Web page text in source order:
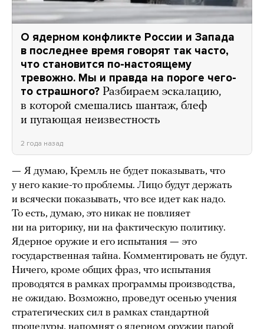
О ядерном конфликте России и Запада
в последнее время говорят так часто,
что становится по-настоящему
тревожно. Мы и правда на пороге чего-
то страшного? Разбираем эскалацию,
в которой смешались шантаж, блеф
и пугающая неизвестность
2 года назад
— Я думаю, Кремль не будет показывать, что
у него какие-то проблемы. Лицо будут держать
и всячески показывать, что все идет как надо.
То есть, думаю, это никак не повлияет
ни на риторику, ни на фактическую политику.
Ядерное оружие и его испытания — это
государственная тайна. Комментировать не будут.
Ничего, кроме общих фраз, что испытания
проводятся в рамках программы производства,
не ожидаю. Возможно, проведут осенью учения
стратегических сил в рамках стандартной